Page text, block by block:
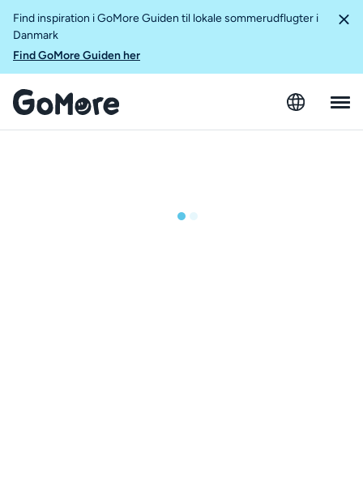
Find inspiration i GoMore Guiden til lokale sommerudflugter i
Danmark
Find GoMore Guiden her